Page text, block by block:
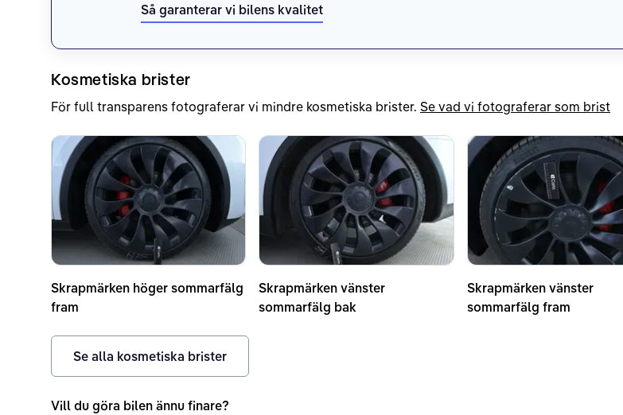
Så garanterar vi bilens kvalitet
Kosmetiska brister
För full transparens fotograferar vi mindre kosmetiska brister. Se vad vi fotograferar som brist
Skrapmärken höger sommarfälg
fram
Skrapmärken vänster
sommarfälg bak
Skrapmärken vänster
sommarfälg fram
Se alla kosmetiska brister
Vill du göra bilen ännu finare?